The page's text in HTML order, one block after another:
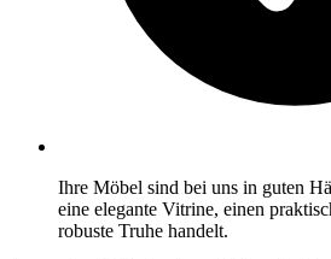
Ihre Möbel sind bei uns in guten
eine elegante Vitrine, einen
robuste Truhe handelt.